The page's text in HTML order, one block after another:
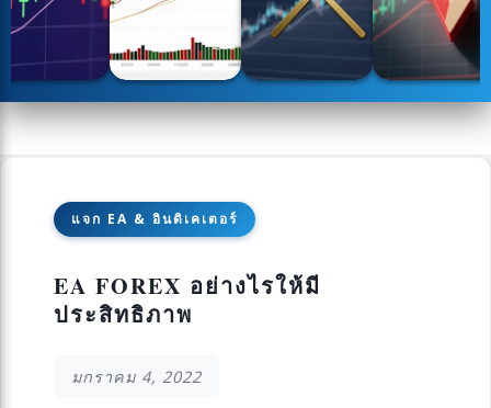
แจก EA & อินดิเคเตอร์
EA FOREX อย่างไรให้มี
ประสิทธิภาพ
มกราคม 4, 2022